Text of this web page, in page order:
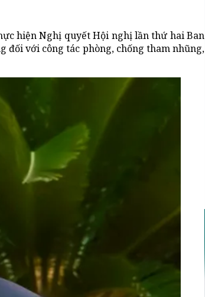
hiện Nghị quyết Hội nghị lần thứ hai Ban
đối với công tác phòng, chống tham nhũng,